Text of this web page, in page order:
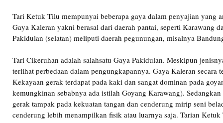
Tari Ketuk Tilu mempunyai beberapa gaya dalam penyajian yang
Gaya Kaleran yakni berasal dari daerah pantai, seperti Karawang
Pakidulan (selatan) meliputi daerah pegunungan, misalnya
Tari Cikeruhan adalah salahsatu Gaya Pakidulan. Meskipun
terlihat perbedaan dalam pengungkapannya. Gaya Kaleran secara
Kekayaan gerak terdapat pada kaki dan sangat dominan pada
kemungkinan sebabnya ada istilah Goyang Karawang).
gerak tampak pada kekuatan tangan dan cenderung mirip seni
cenderung lebih menampilkan fisik atau luarnya saja. Tarian